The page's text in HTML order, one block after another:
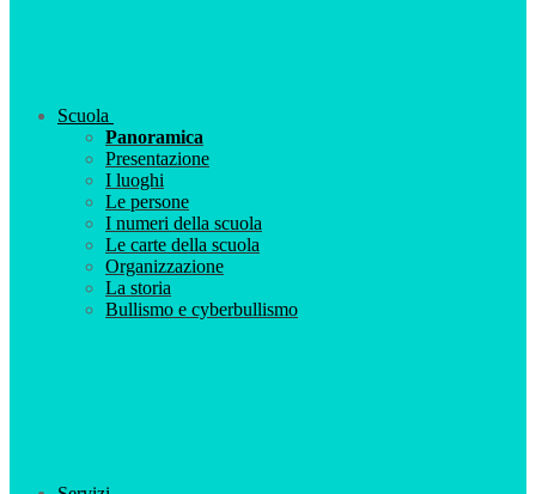
Scuola
Panoramica
Presentazione
I luoghi
Le persone
I numeri della scuola
Le carte della scuola
Organizzazione
La storia
Bullismo e cyberbullismo